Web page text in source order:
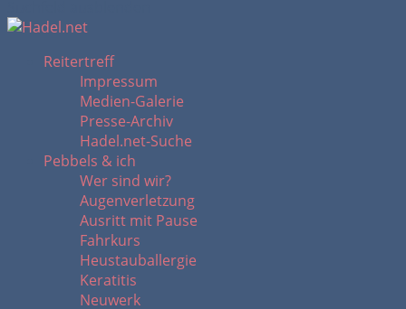
Reitertreff
Impressum
Medien-Galerie
Presse-Archiv
Hadel.net-Suche
Pebbels & ich
Wer sind wir?
Augenverletzung
Ausritt mit Pause
Fahrkurs
Heustauballergie
Keratitis
Neuwerk